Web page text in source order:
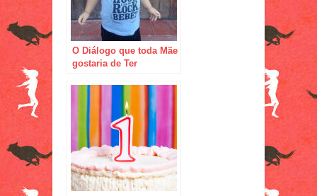
O Diálogo que toda Mãe
gostaria de Ter